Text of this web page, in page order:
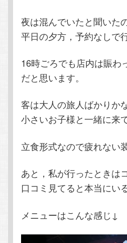
夜は混んでいたと聞いた
平日の夕方，予約なしで
16時ごろでも店内は賑わ
だと思います。
客は大人の旅人ばかりか
小さいお子様と一緒に来
立食形式なので疲れない
あと，私が行ったときは
口コミ見てると本当にい
メニューはこんな感じ↓